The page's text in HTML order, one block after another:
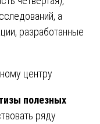
а
разработанные
центру
полезных
ряду